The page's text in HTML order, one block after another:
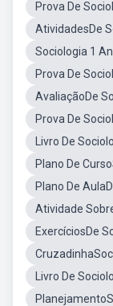
Prova De
AtividadesDe
Sociologia 1
Prova De
AvaliaçãoDe
Prova De
Livro De
Plano De
Plano De
Atividade
ExercíciosDe
Livro De